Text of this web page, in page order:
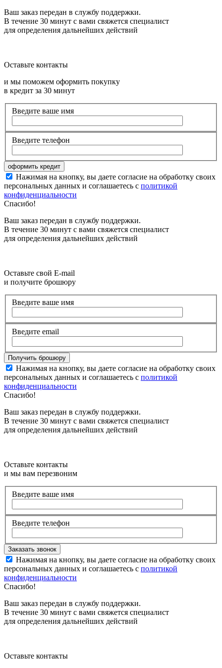
Ваш заказ передан в службу поддержки.
В течение 30 минут с вами свяжется специалист
для определения дальнейших действий
Оставьте контакты
и мы поможем оформить покупку
в кредит за 30 минут
Введите ваше имя
Введите телефон
Нажимая на кнопку, вы даете согласие на обработку своих
персональных данных и соглашаетесь с политикой
конфиденциальности
Спасибо!
Ваш заказ передан в службу поддержки.
В течение 30 минут с вами свяжется специалист
для определения дальнейших действий
Оставьте свой E-mail
и получите брошюру
Введите ваше имя
Введите email
Нажимая на кнопку, вы даете согласие на обработку своих
персональных данных и соглашаетесь с политикой
конфиденциальности
Спасибо!
Ваш заказ передан в службу поддержки.
В течение 30 минут с вами свяжется специалист
для определения дальнейших действий
Оставьте контакты
и мы вам перезвоним
Введите ваше имя
Введите телефон
Нажимая на кнопку, вы даете согласие на обработку своих
персональных данных и соглашаетесь с политикой
конфиденциальности
Спасибо!
Ваш заказ передан в службу поддержки.
В течение 30 минут с вами свяжется специалист
для определения дальнейших действий
Оставьте контакты